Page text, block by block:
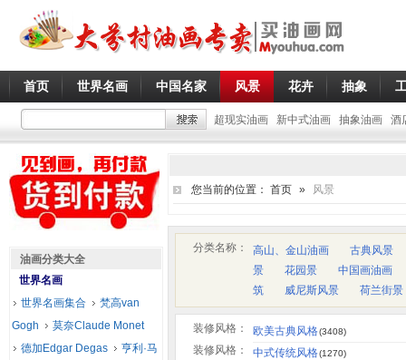
首页 世界名画 中国名家 风景 花卉 抽象
超现实油画 新中式油画 抽象油画 酒
您当前的位置： 首页 » 风景
分类名称： 高山、金山油画
古典风景
景
花园景
中国画油画
筑
威尼斯风景 荷兰街景
装修风格： 欧美古典风格(3408)
装修风格： 中式传统风格(1270)
油画分类大全
世界名画
世界名画集合
梵高van
Gogh
莫奈Claude Monet
德加Edgar Degas
亨利·马